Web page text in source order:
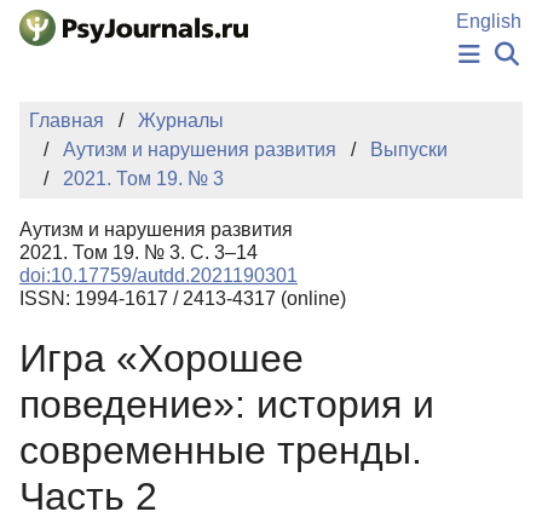
Перейти к основному содержанию
English
НОВОСТИ
АВТОРЫ
КЛЮЧЕВЫЕ СЛОВА
Регистрация
Главная
Журналы
Аутизм и нарушения развития
Выпуски
2021. Том 19. № 3
Аутизм и нарушения развития
2021. Том 19. № 3. С. 3–14
doi:10.17759/autdd.2021190301
ISSN: 1994-1617 / 2413-4317 (online)
Игра «Хорошее
поведение»: история и
современные тренды.
Часть 2